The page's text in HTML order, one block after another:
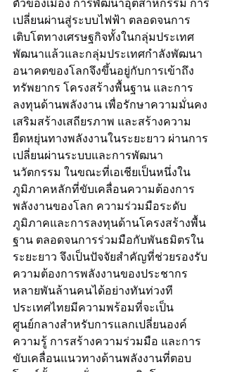
ตัวของเมือง การพัฒนาอุตสาหกรรม การ
เปลี่ยนผ่านสู่ระบบไฟฟ้า ตลอดจนการ
เติบโตทางเศรษฐกิจทั้งในกลุ่มประเทศ
พัฒนาแล้วและกลุ่มประเทศกำลังพัฒนา
อนาคตของโลกจึงขึ้นอยู่กับการเข้าถึง
ทรัพยากร โครงสร้างพื้นฐาน และการ
ลงทุนด้านพลังงาน เพื่อรักษาความมั่นคง
เสริมสร้างเสถียรภาพ และสร้างความ
ยืดหยุ่นทางพลังงานในระยะยาว ผ่านการ
เปลี่ยนผ่านระบบและการพัฒนา
นวัตกรรม ในขณะที่เอเชียเป็นหนึ่งใน
ภูมิภาคหลักที่ขับเคลื่อนความต้องการ
พลังงานของโลก ความร่วมมือระดับ
ภูมิภาคและการลงทุนด้านโครงสร้างพื้น
ฐาน ตลอดจนการร่วมมือกับพันธมิตรใน
ระยะยาว จึงเป็นปัจจัยสำคัญที่ช่วยรองรับ
ความต้องการพลังงานของประชากร
หลายพันล้านคนได้อย่างทันท่วงที
ประเทศไทยมีความพร้อมที่จะเป็น
ศูนย์กลางสำหรับการแลกเปลี่ยนองค์
ความรู้ การสร้างความร่วมมือ และการ
ขับเคลื่อนแนวทางด้านพลังงานที่ตอบ